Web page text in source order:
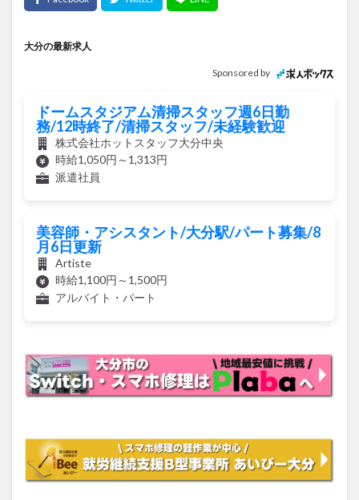
大分の最新求人
Sponsored by
ドームスタジアム清掃スタッフ週6日勤
務/12時終了/清掃スタッフ/未経験歓迎
株式会社ホットスタッフ大分中央
時給1,050円～1,313円
派遣社員
美容師・アシスタント/大分駅/パート募集/8
月6日更新
Artiste
時給1,100円～1,500円
アルバイト・パート